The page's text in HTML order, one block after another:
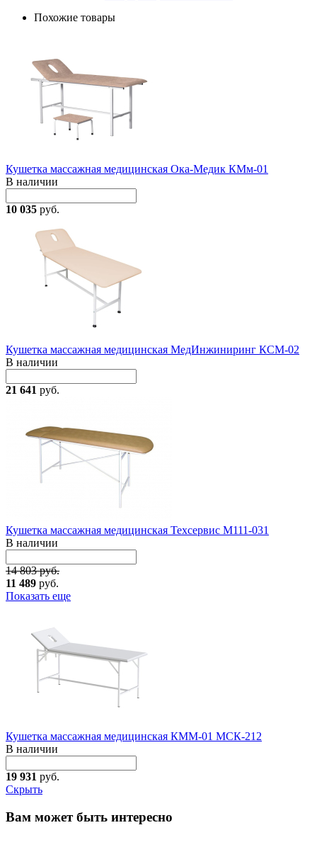
Похожие товары
Кушетка массажная медицинская Ока-Медик КМм-01
В наличии
10 035 руб.
Кушетка массажная медицинская МедИнжиниринг КСМ-02
В наличии
21 641 руб.
Кушетка массажная медицинская Техсервис М111-031
В наличии
14 803 руб.
11 489 руб.
Показать еще
Кушетка массажная медицинская КММ-01 МСК-212
В наличии
19 931 руб.
Скрыть
Вам может быть интересно